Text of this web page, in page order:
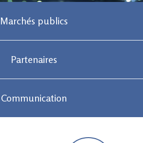
Marchés publics
Partenaires
Communication